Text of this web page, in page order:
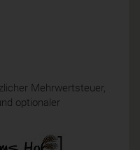
Mehrwertsteuer,
optionaler